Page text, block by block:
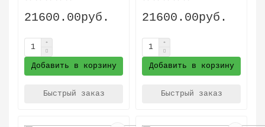
21600.00руб.
Добавить в корзину
Быстрый заказ
21600.00руб.
Добавить в корзину
Быстрый заказ